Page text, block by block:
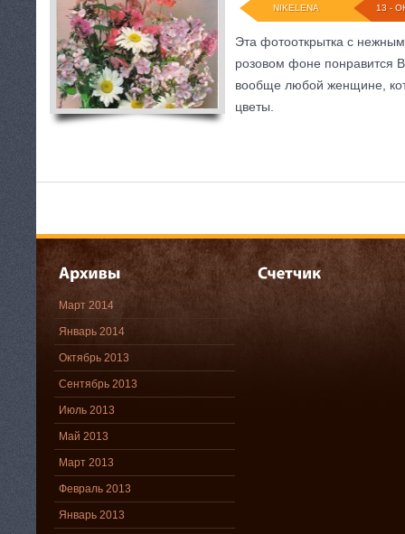
13 -
NIKELENA
Эта фотооткрытка с
розовом фоне понравится
вообще любой женщине,
цветы.
Март 2014
Январь 2014
Октябрь 2013
Сентябрь 2013
Июль 2013
Май 2013
Март 2013
Февраль 2013
Январь 2013